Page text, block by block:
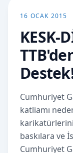
16 OCAK 2015
KESK-
Cumhuriyet
katliamı
baskılara ve
Cumhuriyet